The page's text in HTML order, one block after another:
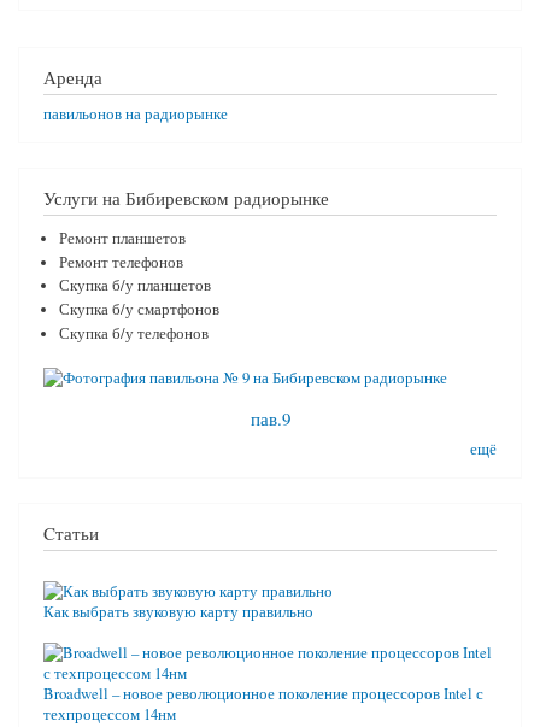
Аренда
павильонов на радиорынке
Услуги на Бибиревском радиорынке
Ремонт планшетов
Ремонт телефонов
Скупка б/у планшетов
Скупка б/у смартфонов
Скупка б/у телефонов
пав.9
ещё
Cтатьи
Как выбрать звуковую карту правильно
Broadwell – новое революционное поколение процессоров Intel с
техпроцессом 14нм